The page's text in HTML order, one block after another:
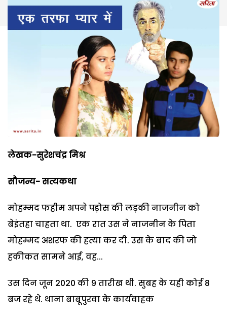
लेखक-सुरेशचंद्र मिश्र
सौजन्य- सत्यकथा
मोहम्मद फहीम अपने पड़ोस की लड़की नाजनीन को
बेइंतहा चाहता था. एक रात उस ने नाजनीन के पिता
मोहम्मद अशरफ की हत्या कर दी. उस के बाद की जो
हकीकत सामने आई, वह...
उस दिन जून 2020 की 9 तारीख थी. सुबह के यही कोई 8
बज रहे थे. थाना बाबूपुरवा के कार्यवाहक